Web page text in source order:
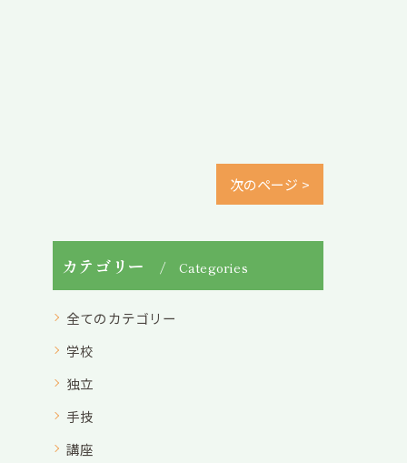
次のページ >
カテゴリー Categories
全てのカテゴリー
学校
独立
手技
講座